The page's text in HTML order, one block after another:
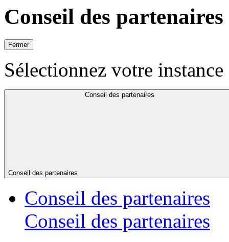
Conseil des partenaires
Fermer
Sélectionnez votre instance
Conseil des partenaires
Conseil des partenaires
Conseil des partenaires
Conseil des partenaires